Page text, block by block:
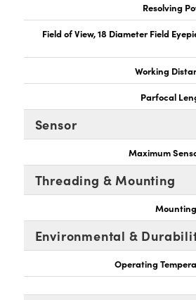
Resolving
Field of View, 18 Diameter Field
Working
Parfocal
Sensor
Maximum
Threading & Mounting
Environmental &
Operating